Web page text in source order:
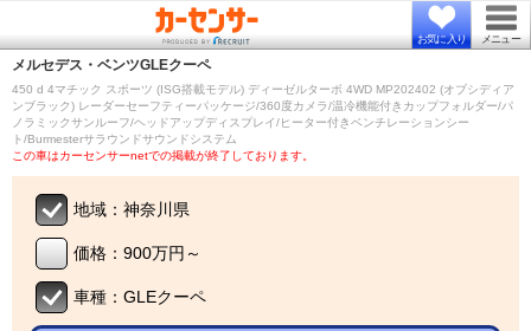
お気に入り メニュー
メルセデス・ベンツGLEクーペ
450 d 4マチック スポーツ (ISG搭載モデル) ディーゼルターボ 4WD MP202402 (オブシディア
ンブラック) レーダーセーフティーパッケージ/360度カメラ/温冷機能付きカップフォルダー/パ
ノラミックサンルーフ/ヘッドアップディスプレイ/ヒーター付きベンチレーションシー
ト/Burmesterサラウンドサウンドシステム
この車はカーセンサーnetでの掲載が終了しております。
地域：神奈川県
価格：900万円～
車種：GLEクーペ